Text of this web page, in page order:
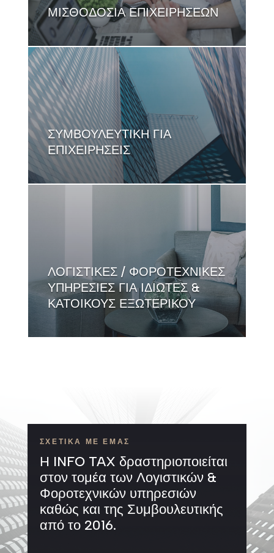
ΜΙΣΘΟΔΟΣΙΑ ΕΠΙΧΕΙΡΗΣΕΩΝ
ΣΥΜΒΟΥΛΕΥΤΙΚΗ ΓΙΑ
ΕΠΙΧΕΙΡΗΣΕΙΣ
ΛΟΓΙΣΤΙΚΕΣ / ΦΟΡΟΤΕΧΝΙΚΕΣ
ΥΠΗΡΕΣΙΕΣ ΓΙΑ ΙΔΙΩΤΕΣ &
ΚΑΤΟΙΚΟΥΣ ΕΞΩΤΕΡΙΚΟΥ
ΣΧΕΤΙΚΑ ΜΕ ΕΜΑΣ
Η INFO TAX δραστηριοποιείται
στον τομέα των Λογιστικών &
Φοροτεχνικών υπηρεσιών
καθώς και της Συμβουλευτικής
από το 2016.